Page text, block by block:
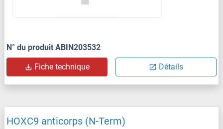
N° du produit ABIN203532
Fiche technique Détails
HOXC9 anticorps (N-Term)